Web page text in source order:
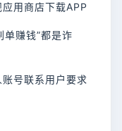
用商店下载APP
单赚钱”都是诈
号联系用户要求